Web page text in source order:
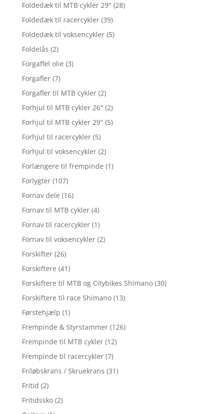
Foldedæk til MTB cykler 29" (28)
Foldedæk til racercykler (39)
Foldedæk til voksencykler (5)
Foldelås (2)
Forgaffel olie (3)
Forgafler (7)
Forgafler til MTB cykler (2)
Forhjul til MTB cykler 26" (2)
Forhjul til MTB cykler 29" (5)
Forhjul til racercykler (5)
Forhjul til voksencykler (2)
Forlængere til frempinde (1)
Forlygter (107)
Fornav dele (16)
Fornav til MTB cykler (4)
Fornav til racercykler (1)
Fornav til voksencykler (2)
Forskifter (26)
Forskiftere (41)
Forskiftere til MTB og Citybikes Shimano (30)
Forskiftere til race Shimano (13)
Førstehjælp (1)
Frempinde & Styrstammer (126)
Frempinde til MTB cykler (12)
Frempinde til racercykler (7)
Friløbskrans / Skruekrans (31)
Fritid (2)
Fritidssko (2)